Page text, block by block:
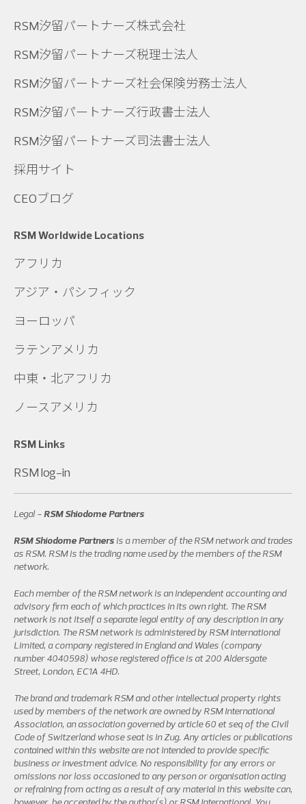
RSM汐留パートナーズ株式会社
RSM汐留パートナーズ税理士法人
RSM汐留パートナーズ社会保険労務士法人
RSM汐留パートナーズ行政書士法人
RSM汐留パートナーズ司法書士法人
採用サイト
CEOブログ
RSM Worldwide Locations
アフリカ
アジア・パシフィック
ヨーロッパ
ラテンアメリカ
中東・北アフリカ
ノースアメリカ
RSM Links
RSM log-in
Legal -RSM Shiodome Partners
RSM Shiodome Partners is a member of the RSM network and trades
as RSM. RSM is the trading name used by the members of the RSM
network.
Each member of the RSM network is an independent accounting and
advisory firm each of which practices in its own right. The RSM
network is not itself a separate legal entity of any description in any
jurisdiction. The RSM network is administered by RSM International
Limited, a company registered in England and Wales (company
number 4040598) whose registered office is at 200 Aldersgate
Street, London, EC1A 4HD.
The brand and trademark RSM and other intellectual property rights
used by members of the network are owned by RSM International
Association, an association governed by article 60 et seq of the Civil
Code of Switzerland whose seat is in Zug. Any articles or publications
contained within this website are not intended to provide specific
business or investment advice. No responsibility for any errors or
omissions nor loss occasioned to any person or organisation acting
or refraining from acting as a result of any material in this website can,